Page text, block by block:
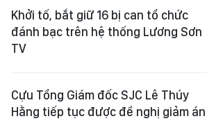
Khởi tố, bắt giữ 16 bị can tổ chức
đánh bạc trên hệ thống Lương Sơn
TV
Cựu Tổng Giám đốc SJC Lê Thúy
Hằng tiếp tục được đề nghị giảm án